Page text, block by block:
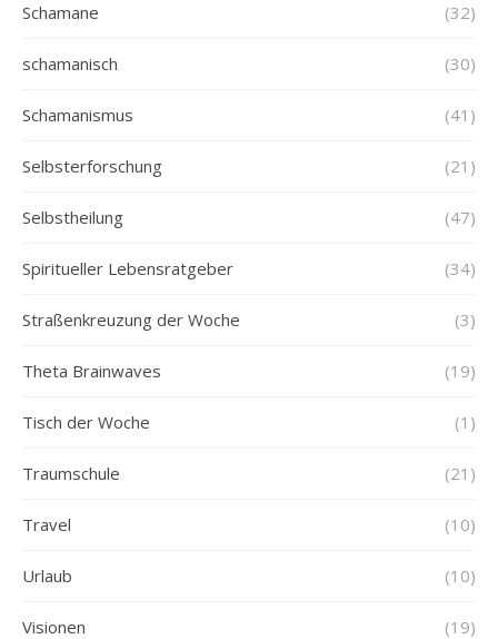
Schamane (32)
schamanisch (30)
Schamanismus (41)
Selbsterforschung (21)
Selbstheilung (47)
Spiritueller Lebensratgeber (34)
Straßenkreuzung der Woche (3)
Theta Brainwaves (19)
Tisch der Woche (1)
Traumschule (21)
Travel (10)
Urlaub (10)
Visionen (19)